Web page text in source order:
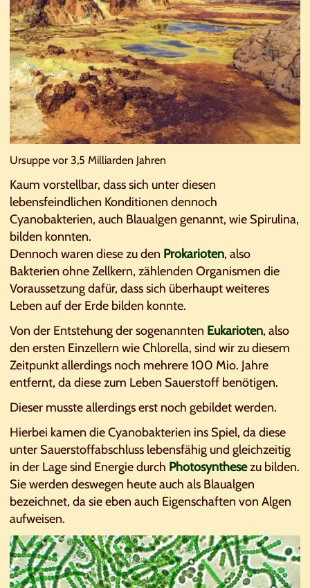
Ursuppe vor 3,5 Milliarden Jahren
Kaum vorstellbar, dass sich unter diesen
lebensfeindlichen Konditionen dennoch
Cyanobakterien, auch Blaualgen genannt, wie Spirulina,
bilden konnten.
Dennoch waren diese zu den Prokarioten, also
Bakterien ohne Zellkern, zählenden Organismen die
Voraussetzung dafür, dass sich überhaupt weiteres
Leben auf der Erde bilden konnte.
Von der Entstehung der sogenannten Eukarioten, also
den ersten Einzellern wie Chlorella, sind wir zu diesem
Zeitpunkt allerdings noch mehrere 100 Mio. Jahre
entfernt, da diese zum Leben Sauerstoff benötigen.
Dieser musste allerdings erst noch gebildet werden.
Hierbei kamen die Cyanobakterien ins Spiel, da diese
unter Sauerstoffabschluss lebensfähig und gleichzeitig
in der Lage sind Energie durch Photosynthesezu bilden.
Sie werden deswegen heute auch als Blaualgen
bezeichnet, da sie eben auch Eigenschaften von Algen
aufweisen.